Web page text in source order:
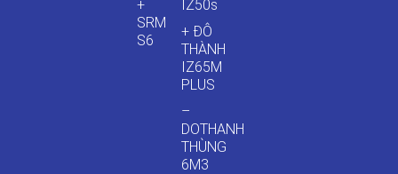
+
SRM
S6
IZ50s
+ ĐÔ
THÀNH
IZ65M
PLUS
–
DOTHANH
THÙNG
6M3